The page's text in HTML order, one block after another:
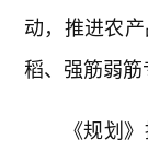
动，推进农
稻、强筋弱筋
《规划